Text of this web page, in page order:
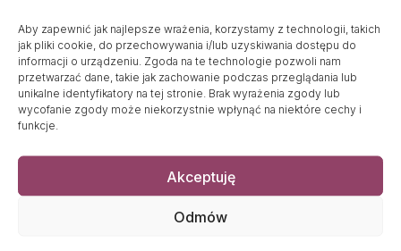
Aby zapewnić jak najlepsze wrażenia, korzystamy z technologii, takich
jak pliki cookie, do przechowywania i/lub uzyskiwania dostępu do
informacji o urządzeniu. Zgoda na te technologie pozwoli nam
przetwarzać dane, takie jak zachowanie podczas przeglądania lub
unikalne identyfikatory na tej stronie. Brak wyrażenia zgody lub
wycofanie zgody może niekorzystnie wpłynąć na niektóre cechy i
funkcje.
Akceptuję
Odmów
✿ ZAMÓW KWIATY
POBIERZ POWIADOMIENIE SMS
Kondolencje